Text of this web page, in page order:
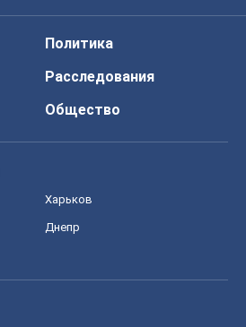
Политика
Расследования
Общество
Харьков
Днепр